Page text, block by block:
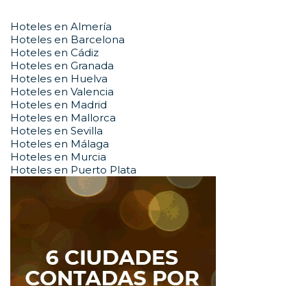
Hoteles en Almería
Hoteles en Barcelona
Hoteles en Cádiz
Hoteles en Granada
Hoteles en Huelva
Hoteles en Valencia
Hoteles en Madrid
Hoteles en Mallorca
Hoteles en Sevilla
Hoteles en Málaga
Hoteles en Murcia
Hoteles en Puerto Plata